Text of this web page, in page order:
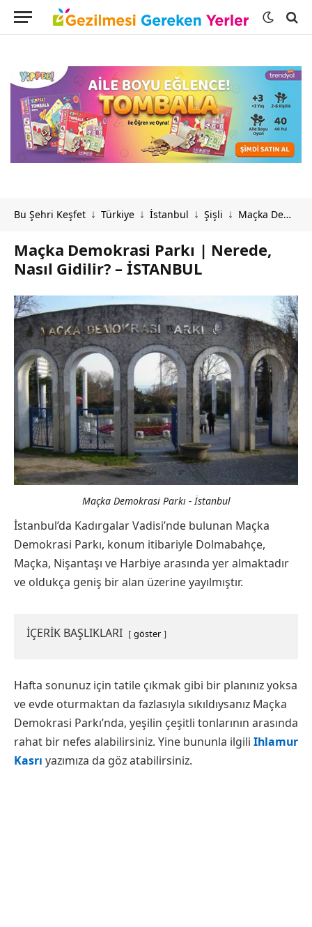
Bu Şehri Keşfet ↓ Türkiye ↓ İstanbul ↓ Şişli ↓ Maçka Demokrasi Parkı | Nerede, Nasıl Gidilir? – İSTANBUL
Maçka Demokrasi Parkı | Nerede,
Nasıl Gidilir? – İSTANBUL
Maçka Demokrasi Parkı - İstanbul
İstanbul’da Kadırgalar Vadisi’nde bulunan Maçka
Demokrasi Parkı, konum itibariyle Dolmabahçe,
Maçka, Nişantaşı ve Harbiye arasında yer almaktadır
ve oldukça geniş bir alan üzerine yayılmıştır.
İÇERİK BAŞLIKLARI göster
Hafta sonunuz için tatile çıkmak gibi bir planınız yoksa
ve evde oturmaktan da fazlasıyla sıkıldıysanız Maçka
Demokrasi Parkı’nda, yeşilin çeşitli tonlarının arasında
rahat bir nefes alabilirsiniz. Yine bununla ilgili Ihlamur
Kasrı yazımıza da göz atabilirsiniz.